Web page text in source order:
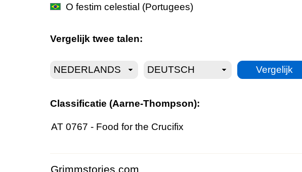
O festim celestial (Portugees)
Vergelijk twee talen:
Classificatie (Aarne-Thompson):
AT 0767 - Food for the Crucifix
Grimmstories.com